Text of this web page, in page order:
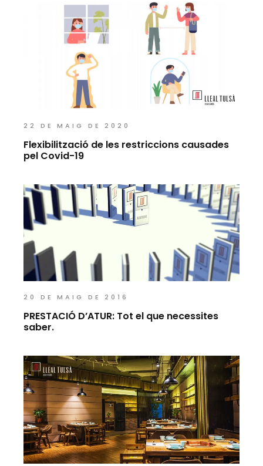
22 DE MAIG DE 2020
Flexibilització de les restriccions causades
pel Covid-19
20 DE MAIG DE 2016
PRESTACIÓ D’ATUR: Tot el que necessites
saber.